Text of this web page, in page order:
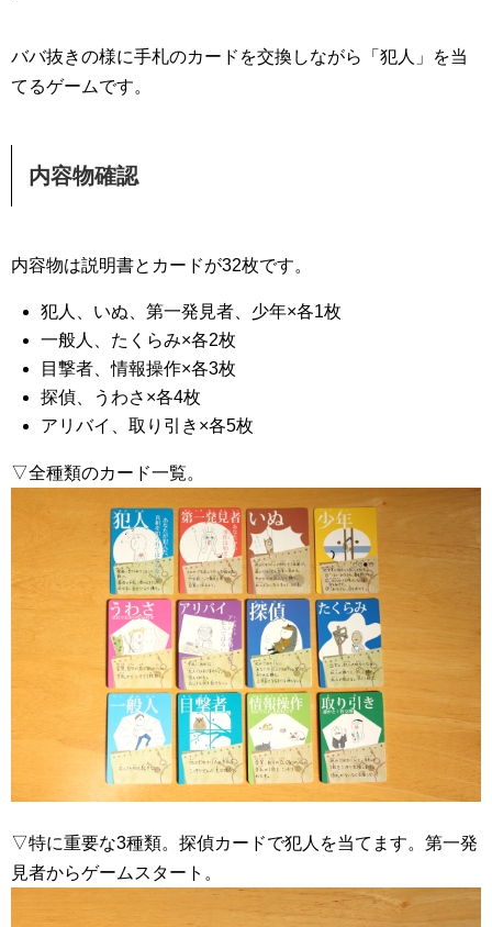
ババ抜きの様に手札のカードを交換しながら「犯人」を当
てるゲームです。
内容物確認
内容物は説明書とカードが32枚です。
犯人、いぬ、第一発見者、少年×各1枚
一般人、たくらみ×各2枚
目撃者、情報操作×各3枚
探偵、うわさ×各4枚
アリバイ、取り引き×各5枚
▽全種類のカード一覧。
▽特に重要な3種類。探偵カードで犯人を当てます。第一発
見者からゲームスタート。